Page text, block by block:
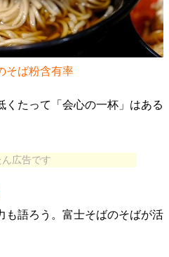
そば粉含有率
くたって「会心の一杯」はある
ん広告です
も語ろう。富士そばのそばが活